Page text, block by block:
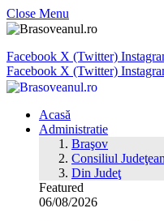
Close Menu
Facebook X (Twitter)
Facebook X (Twitter)
Acasă
Administratie
Braşov
Consiliul Judeţean
Din Judeţ
Featured
06/08/2026